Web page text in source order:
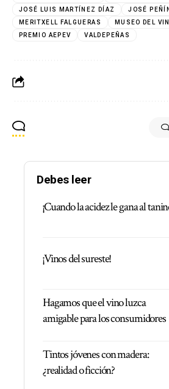
JOSÉ LUIS MARTÍNEZ DÍAZ
JOSÉ PEÑÍN
MERITXELL FALGUERAS
MUSEO DEL
PREMIO AEPEV
VALDEPEÑAS
Debes leer
¡Cuando la acidez le gana al
¡Vinos del sureste!
Hagamos que el vino luzca
amigable para los consumidores
Tintos jóvenes con madera:
¿realidad o ficción?